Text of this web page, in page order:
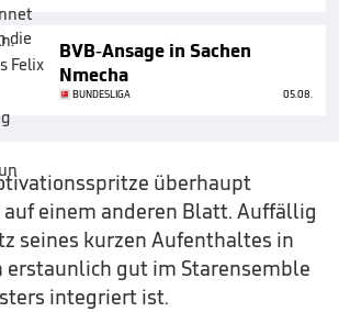
BVB-Ansage in Sachen
Nmecha
BUNDESLIGA 05.08.
überhaupt
einem anderen Blatt. Auffällig
seines kurzen Aufenthaltes in
erstaunlich gut im Starensemble
integriert ist.